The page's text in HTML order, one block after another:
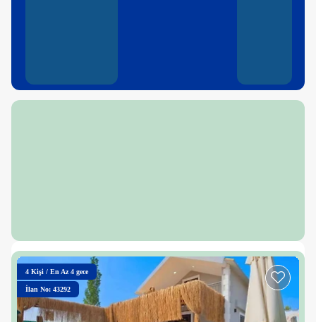
4 Kişi / En Az 4 gece
İlan No: 43292